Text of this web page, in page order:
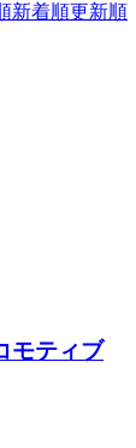
新着順更新順
モティブ